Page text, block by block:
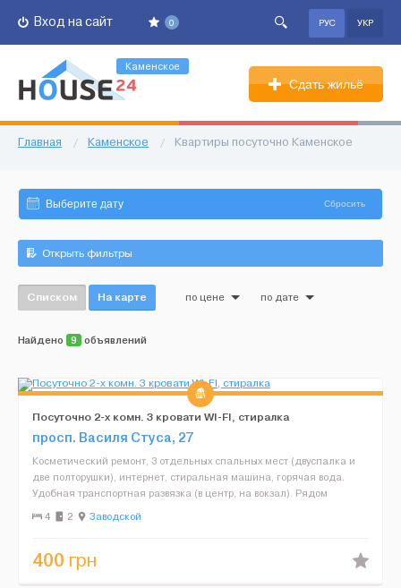
0
Вход на сайт РУС УКР
Каменское
Сдать жильё
Главная / Каменское / Квартиры посуточно Каменское
Сбросить
Открыть фильтры
Списком На карте по цене по дате
Найдено 9 объявлений
Посуточно 2-х комн. 3 кровати WI-FI, стиралка
просп. Василя Стуса, 27
Косметический ремонт, 3 отдельных спальных мест (двуспалка и
две полторушки), интернет, стиральная машина, горячая вода.
Удобная транспортная развязка (в центр, на вокзал). Рядом
круглосуточные магазины, стоянка....
4 2 Заводской
400 грн